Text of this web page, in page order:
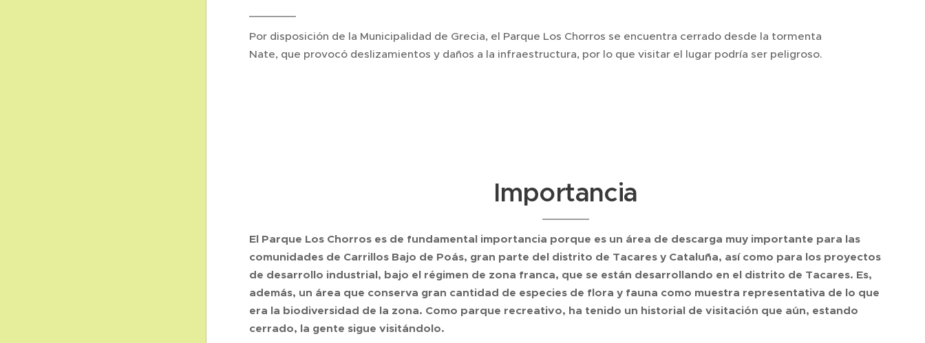
Por disposición de la Municipalidad de Grecia, el Parque Los Chorros se encuentra cerrado desde la tormenta
Nate, que provocó deslizamientos y daños a la infraestructura, por lo que visitar el lugar podría ser peligroso.
Importancia
El Parque Los Chorros es de fundamental importancia porque es un área de descarga muy importante para las
comunidades de Carrillos Bajo de Poás, gran parte del distrito de Tacares y Cataluña, así como para los proyectos
de desarrollo industrial, bajo el régimen de zona franca, que se están desarrollando en el distrito de Tacares. Es,
además, un área que conserva gran cantidad de especies de flora y fauna como muestra representativa de lo que
era la biodiversidad de la zona. Como parque recreativo, ha tenido un historial de visitación que aún, estando
cerrado, la gente sigue visitándolo.